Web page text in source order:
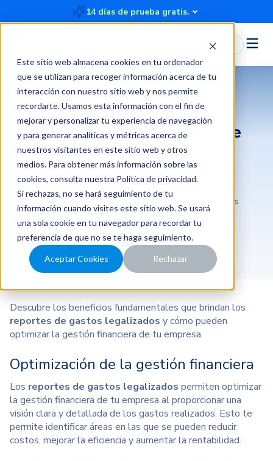
Este sitio web almacena cookies en tu ordenador
que se utilizan para recoger información acerca de tu
interacción con nuestro sitio web y nos permite
recordarte. Usamos esta información con el fin de
mejorar y personalizar tu experiencia de navegación
y para generar analíticas y métricas acerca de
nuestros visitantes en este sitio web y otros
medios. Para obtener más información sobre las
cookies, consulta nuestra Política de privacidad.
Si rechazas, no se hará seguimiento de tu
información cuando visites este sitio web. Se usará
una sola cookie en tu navegador para recordar tu
preferencia de que no se te haga seguimiento.
Aceptar Cookies Rechazar
14 días de prueba gratis.
Iniciar Sesión
Beneficios de disponer de
reportes de gastos
legalizados
2024-05-30 18:38:21 Rindegastos
Descubre los beneficios fundamentales que brindan los
reportes de gastos legalizados y cómo pueden
optimizar la gestión financiera de tu empresa.
Optimización de la gestión financiera
Los reportes de gastos legalizados permiten optimizar
la gestión financiera de tu empresa al proporcionar una
visión clara y detallada de los gastos realizados. Esto te
permite identificar áreas en las que se pueden reducir
costos, mejorar la eficiencia y aumentar la rentabilidad.